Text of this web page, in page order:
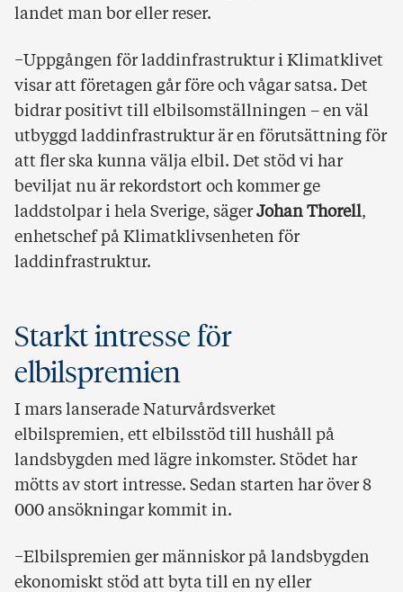
landet man bor eller reser.
−Uppgången för laddinfrastruktur i Klimatklivet
visar att företagen går före och vågar satsa. Det
bidrar positivt till elbilsomställningen – en väl
utbyggd laddinfrastruktur är en förutsättning för
att fler ska kunna välja elbil. Det stöd vi har
beviljat nu är rekordstort och kommer ge
laddstolpar i hela Sverige, sägerJohan Thorell,
enhetschef på Klimatklivsenheten för
laddinfrastruktur.
Starkt intresse för
elbilspremien
I mars lanserade Naturvårdsverket
elbilspremien, ett elbilsstöd till hushåll på
landsbygden med lägre inkomster. Stödet har
mötts av stort intresse. Sedan starten har över 8
000 ansökningar kommit in.
−Elbilspremien ger människor på landsbygden
ekonomiskt stöd att byta till en ny eller